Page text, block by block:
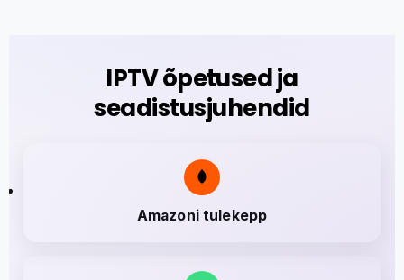
IPTV õpetused ja
seadistusjuhendid
Amazoni tulekepp